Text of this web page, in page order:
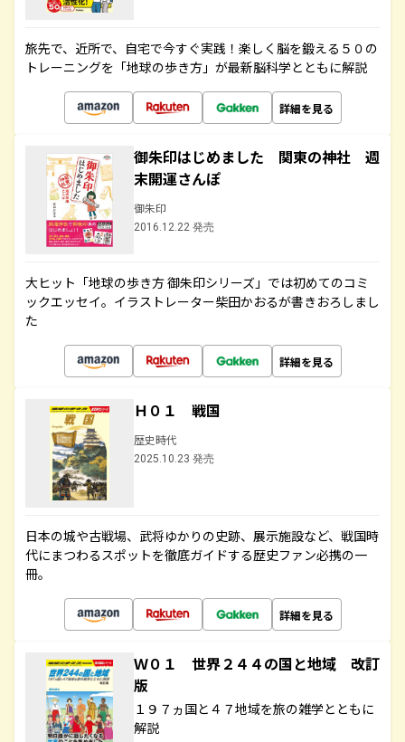
旅先で、近所で、自宅で今すぐ実践！楽しく脳を鍛える５０の
トレーニングを「地球の歩き方」が最新脳科学とともに解説
詳細を見る
御朱印はじめました 関東の神社 週
末開運さんぽ
御朱印
2016.12.22 発売
大ヒット「地球の歩き方 御朱印シリーズ」では初めてのコミ
ックエッセイ。イラストレーター柴田かおるが書きおろしまし
た
詳細を見る
Ｈ０１ 戦国
歴史時代
2025.10.23 発売
日本の城や古戦場、武将ゆかりの史跡、展示施設など、戦国時
代にまつわるスポットを徹底ガイドする歴史ファン必携の一
冊。
詳細を見る
Ｗ０１ 世界２４４の国と地域 改訂
版
１９７ヵ国と４７地域を旅の雑学とともに
解説